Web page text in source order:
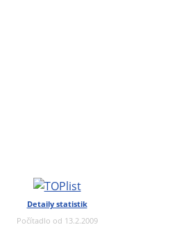
Detaily statistik
Počítadlo od 13.2.2009